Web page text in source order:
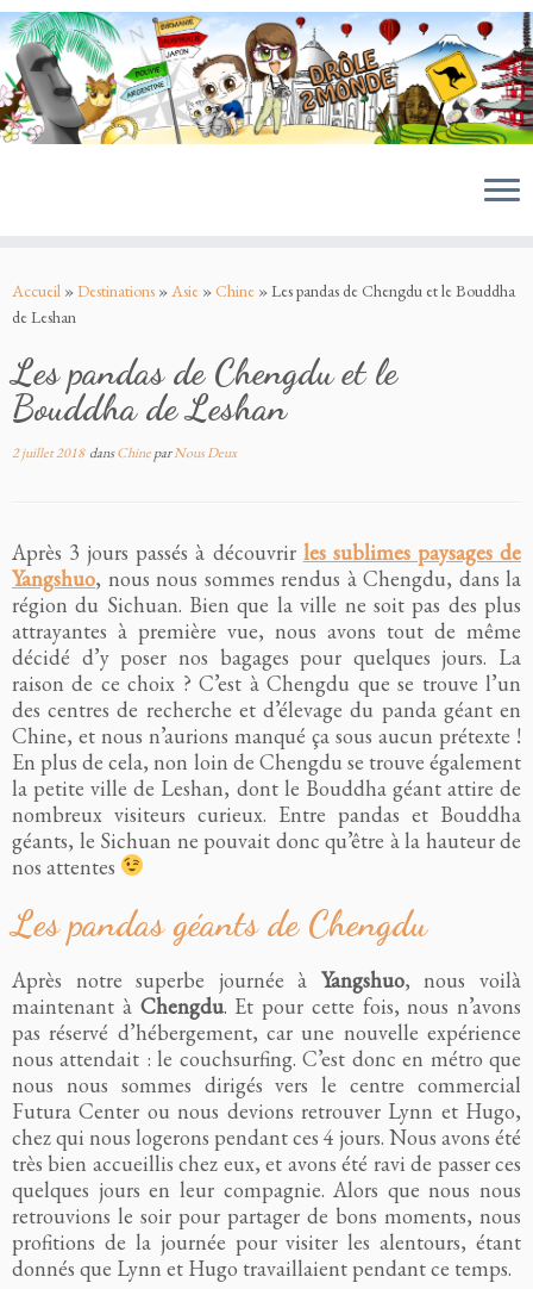
contenu
Accueil »Destinations »Asie » Chine »Les pandas de Chengdu et le Bouddha
de Leshan
Les pandas de Chengdu et le
Bouddha de Leshan
2 juillet 2018dansChineparNous Deux
Après 3 jours passés à découvrir les sublimes paysages de
Yangshuo, nous nous sommes rendus à Chengdu, dans la
région du Sichuan. Bien que la ville ne soit pas des plus
attrayantes à première vue, nous avons tout de même
décidé d’y poser nos bagages pour quelques jours. La
raison de ce choix ? C’est à Chengdu que se trouve l’un
des centres de recherche et d’élevage du panda géant en
Chine, et nous n’aurions manqué ça sous aucun prétexte !
En plus de cela, non loin de Chengdu se trouve également
la petite ville de Leshan, dont le Bouddha géant attire de
nombreux visiteurs curieux. Entre pandas et Bouddha
géants, le Sichuan ne pouvait donc qu’être à la hauteur de
nos attentes
Les pandas géants de Chengdu
Après notre superbe journée à Yangshuo, nous voilà
maintenant à Chengdu. Et pour cette fois, nous n’avons
pas réservé d’hébergement, car une nouvelle expérience
nous attendait : le couchsurfing. C’est donc en métro que
nous nous sommes dirigés vers le centre commercial
Futura Center ou nous devions retrouver Lynn et Hugo,
chez qui nous logerons pendant ces 4 jours. Nous avons été
très bien accueillis chez eux, et avons été ravi de passer ces
quelques jours en leur compagnie. Alors que nous nous
retrouvions le soir pour partager de bons moments, nous
profitions de la journée pour visiter les alentours, étant
donnés que Lynn et Hugo travaillaient pendant ce temps.